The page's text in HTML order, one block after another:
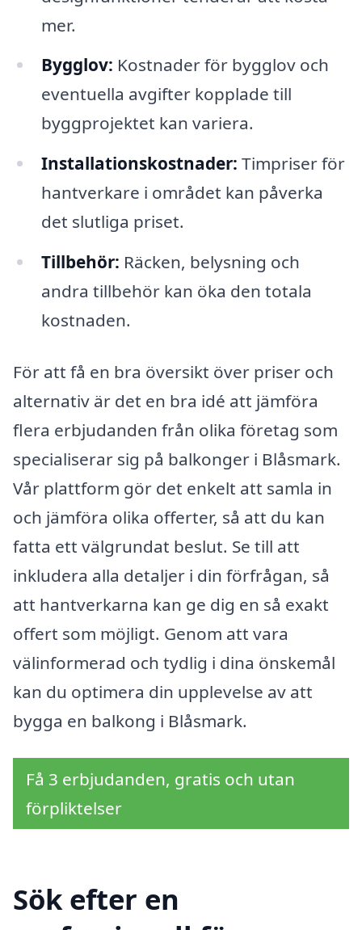
mer.
Bygglov: Kostnader för bygglov och
eventuella avgifter kopplade till
byggprojektet kan variera.
Installationskostnader: Timpriser för
hantverkare i området kan påverka
det slutliga priset.
Tillbehör: Räcken, belysning och
andra tillbehör kan öka den totala
kostnaden.
För att få en bra översikt över priser och
alternativ är det en bra idé att jämföra
flera erbjudanden från olika företag som
specialiserar sig på balkonger i Blåsmark.
Vår plattform gör det enkelt att samla in
och jämföra olika offerter, så att du kan
fatta ett välgrundat beslut. Se till att
inkludera alla detaljer i din förfrågan, så
att hantverkarna kan ge dig en så exakt
offert som möjligt. Genom att vara
välinformerad och tydlig i dina önskemål
kan du optimera din upplevelse av att
bygga en balkong i Blåsmark.
Få 3 erbjudanden, gratis och utan
förpliktelser
Sök efter en